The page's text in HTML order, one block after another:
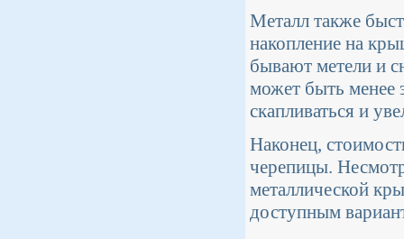
Металл также
накопление на
бывают метели и
может быть менее
скапливаться и
Наконец,
черепицы.
металлической
доступным